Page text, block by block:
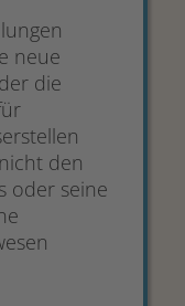
neue
die
den
oder seine